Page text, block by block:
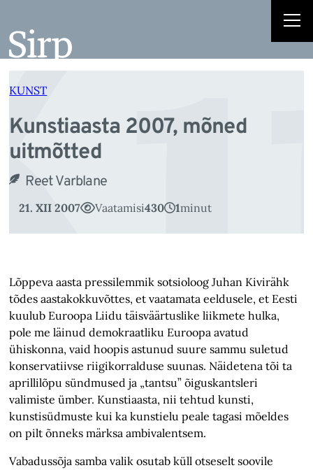
juurde
KUNST
Kunstiaasta 2007, mõned
uitmõtted
Reet Varblane
21. XII 2007 Vaatamisi430 1minut
Lõppeva aasta pressilemmik sotsioloog Juhan Kivirähk
tõdes aastakokkuvõttes, et vaatamata eeldusele, et Eesti
kuulub Euroopa Liidu täisväärtuslike liikmete hulka,
pole me läinud demokraatliku Euroopa avatud
ühiskonna, vaid hoopis astunud suure sammu suletud
konservatiivse riigikorralduse suunas. Näidetena tõi ta
aprillilõpu sündmused ja „tantsu” õiguskantsleri
valimiste ümber. Kunstiaasta, nii tehtud kunsti,
kunstisüdmuste kui ka kunstielu peale tagasi mõeldes
on pilt õnneks märksa ambivalentsem.
Vabadussõja samba valik osutab küll otseselt soovile